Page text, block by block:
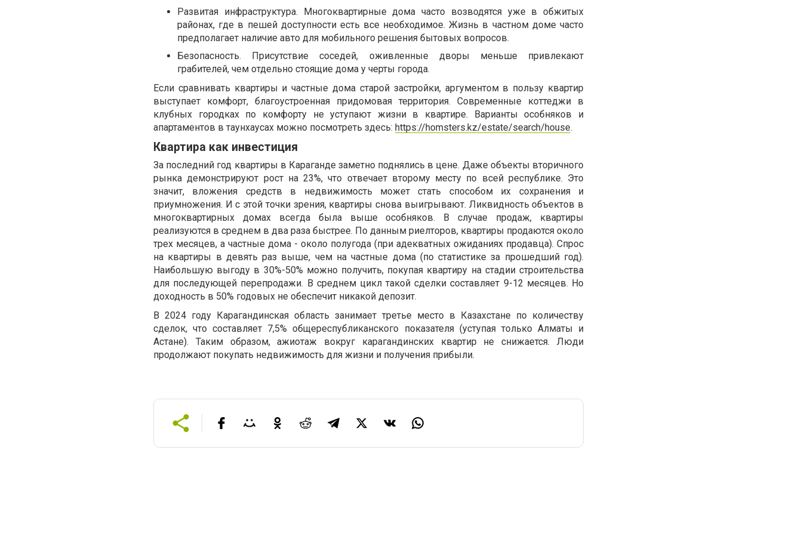
Развитая инфраструктура. Многоквартирные дома часто возводятся уже в обжитых
районах, где в пешей доступности есть все необходимое. Жизнь в частном доме часто
предполагает наличие авто для мобильного решения бытовых вопросов.
Безопасность. Присутствие соседей, оживленные дворы меньше привлекают
грабителей, чем отдельно стоящие дома у черты города.
Если сравнивать квартиры и частные дома старой застройки, аргументом в пользу квартир
выступает комфорт, благоустроенная придомовая территория. Современные коттеджи в
клубных городках по комфорту не уступают жизни в квартире. Варианты особняков и
апартаментов в таунхаусах можно посмотреть здесь: https://homsters.kz/estate/search/house.
Квартира как инвестиция
За последний год квартиры в Караганде заметно поднялись в цене. Даже объекты вторичного
рынка демонстрируют рост на 23%, что отвечает второму месту по всей республике. Это
значит, вложения средств в недвижимость может стать способом их сохранения и
приумножения. И с этой точки зрения, квартиры снова выигрывают. Ликвидность объектов в
многоквартирных домах всегда была выше особняков. В случае продаж, квартиры
реализуются в среднем в два раза быстрее. По данным риелторов, квартиры продаются около
трех месяцев, а частные дома - около полугода (при адекватных ожиданиях продавца). Спрос
на квартиры в девять раз выше, чем на частные дома (по статистике за прошедший год).
Наибольшую выгоду в 30%-50% можно получить, покупая квартиру на стадии строительства
для последующей перепродажи. В среднем цикл такой сделки составляет 9-12 месяцев. Но
доходность в 50% годовых не обеспечит никакой депозит.
В 2024 году Карагандинская область занимает третье место в Казахстане по количеству
сделок, что составляет 7,5% общереспубликанского показателя (уступая только Алматы и
Астане). Таким образом, ажиотаж вокруг карагандинских квартир не снижается. Люди
продолжают покупать недвижимость для жизни и получения прибыли.